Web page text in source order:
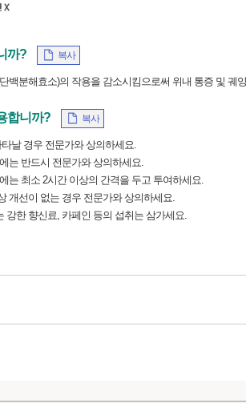
까? 복사
백분해효소)의 작용을 감소시킴으로써 위내 통증 및 궤
합니까? 복사
날 경우 전문가와 상의하세요.
는 반드시 전문가와 상의하세요.
는 최소 2시간 이상의 간격을 두고 투여하세요.
개선이 없는 경우 전문가와 상의하세요.
강한 향신료, 카페인 등의 섭취는 삼가세요.